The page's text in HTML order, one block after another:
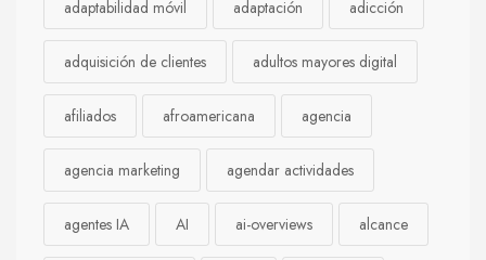
adaptabilidad móvil adaptación adicción
adquisición de clientes adultos mayores digital
afiliados afroamericana agencia
agencia marketing agendar actividades
agentes IA AI ai-overviews alcance